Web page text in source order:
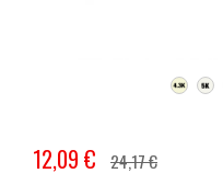
12,09 € 24,17 €